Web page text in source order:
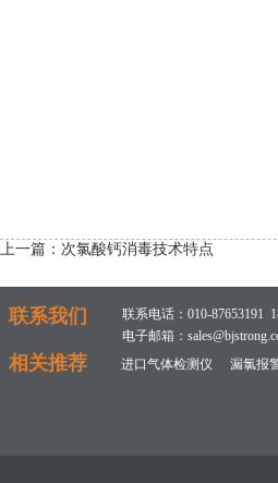
上一篇： 次氯酸钙消毒技术特点
联系我们
联系电话：010-87653191
电子邮箱：
相关推荐 进口气体检测仪 漏氯报